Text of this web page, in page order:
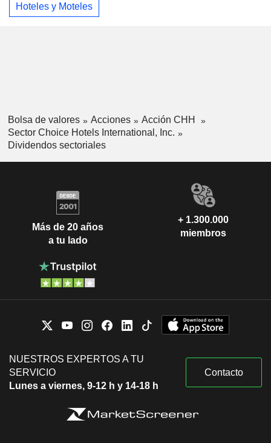
Hoteles y Moteles
Bolsa de valores Acciones
Acción CHH
Sector Choice Hotels International, Inc.
Dividendos sectoriales
Más de 20 años
a tu lado
+ 1.300.000
miembros
NUESTROS EXPERTOS A TU
SERVICIO
Lunes a viernes, 9-12 h y 14-18 h
Contacto